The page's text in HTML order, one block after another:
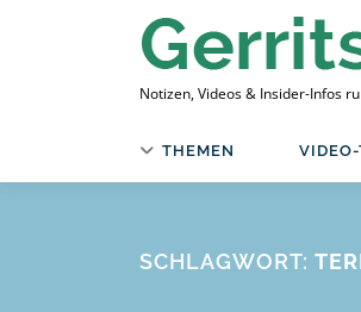
Notizen, Videos & Insider-Infos
THEMEN VIDEO-
SCHLAGWORT: